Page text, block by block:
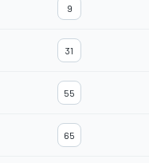
9
31
55
65